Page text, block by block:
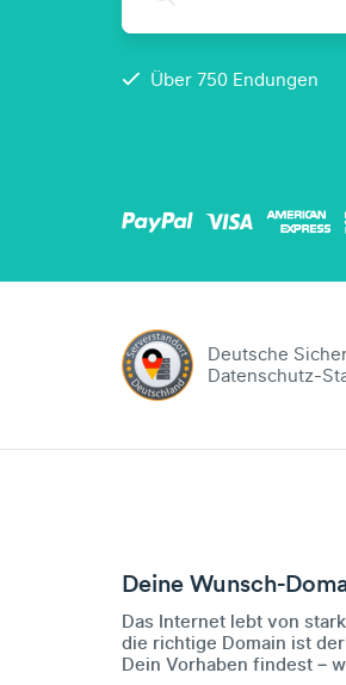
Über 750 Endungen
Deutsche
Datenschutz-
Deine Wunsch-
Das Internet lebt von
die richtige Domain ist
Dein Vorhaben findest –